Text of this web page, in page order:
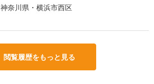
神奈川県・横浜市西区
閲覧履歴をもっと見る